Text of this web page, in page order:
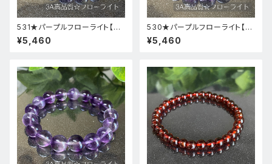
531★パープルフローライト【高
品質・高透明度】天然石パワース
トーンブレスレット新品
¥5,460
530★パープルフローライト【高
品質・高透明度】天然石パワース
トーンブレスレット新品
¥5,460